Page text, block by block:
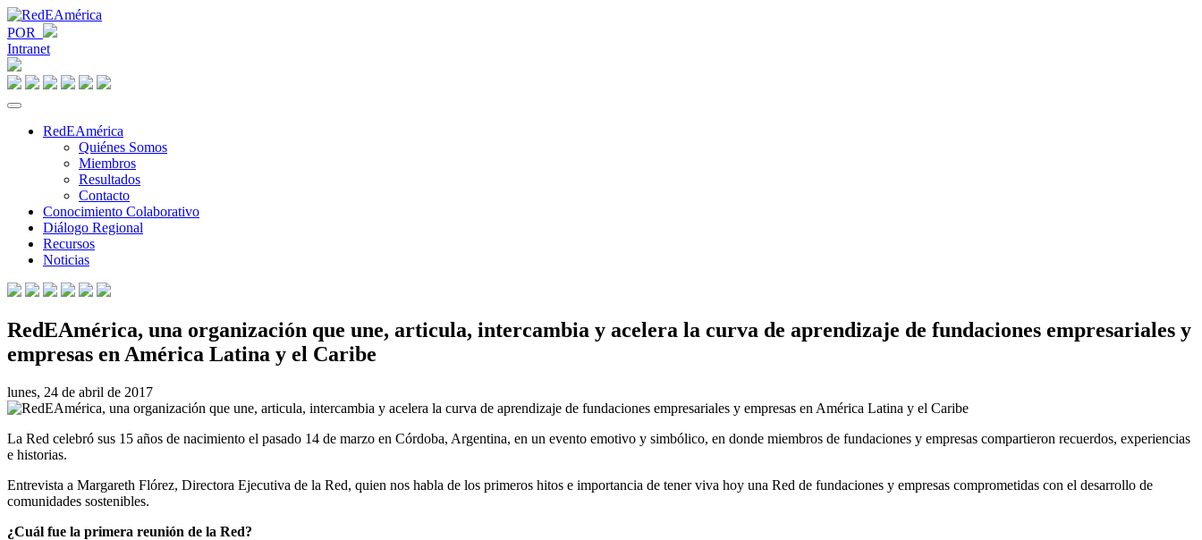
POR
Intranet
RedEAmérica
Quiénes Somos
Miembros
Resultados
Contacto
Conocimiento Colaborativo
Diálogo Regional
Recursos
Noticias
RedEAmérica, una organización que une, articula, intercambia y acelera la curva de aprendizaje de fundaciones empresariales y
empresas en América Latina y el Caribe
lunes, 24 de abril de 2017
La Red celebró sus 15 años de nacimiento el pasado 14 de marzo en Córdoba, Argentina, en un evento emotivo y simbólico, en donde miembros de fundaciones y empresas compartieron recuerdos, experiencias
e historias.
Entrevista a Margareth Flórez, Directora Ejecutiva de la Red, quien nos habla de los primeros hitos e importancia de tener viva hoy una Red de fundaciones y empresas comprometidas con el desarrollo de
comunidades sostenibles.
¿Cuál fue la primera reunión de la Red?